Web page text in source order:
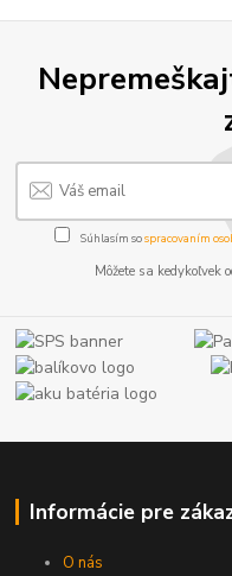
Súhlasím sospracovaním
Môžete sa
Informácie pre
O nás